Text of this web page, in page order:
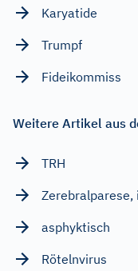
Karyatide
Trumpf
Fideikommiss
Weitere Artikel aus
TRH
Zerebralparese,
asphyktisch
Rötelnvirus